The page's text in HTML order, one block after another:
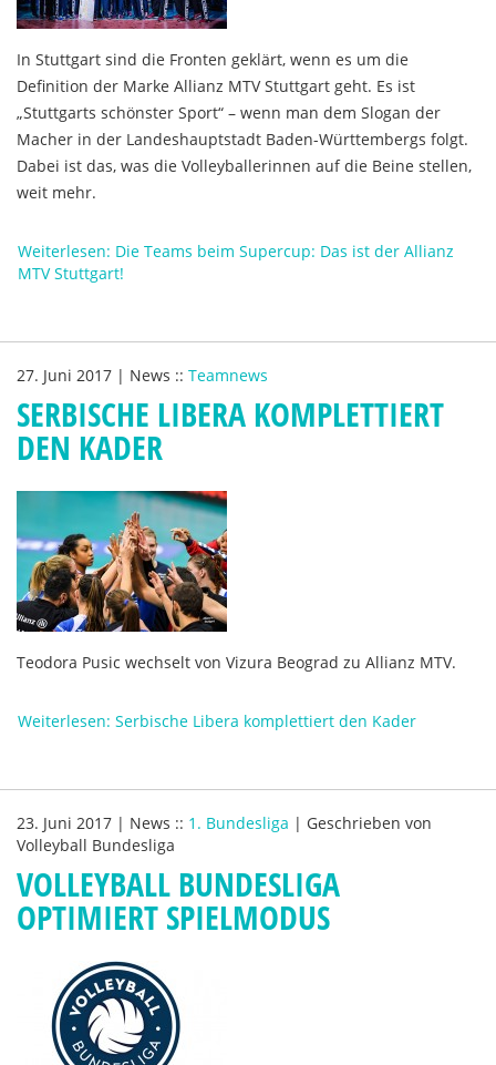
In Stuttgart sind die Fronten geklärt, wenn es um die
Definition der Marke Allianz MTV Stuttgart geht. Es ist
„Stuttgarts schönster Sport“ – wenn man dem Slogan der
Macher in der Landeshauptstadt Baden-Württembergs folgt.
Dabei ist das, was die Volleyballerinnen auf die Beine stellen,
weit mehr.
Weiterlesen: Die Teams beim Supercup: Das ist der Allianz
MTV Stuttgart!
27. Juni 2017 | News :: Teamnews
SERBISCHE LIBERA KOMPLETTIERT
DEN KADER
Teodora Pusic wechselt von Vizura Beograd zu Allianz MTV.
Weiterlesen: Serbische Libera komplettiert den Kader
23. Juni 2017 | News :: 1. Bundesliga | Geschrieben von
Volleyball Bundesliga
VOLLEYBALL BUNDESLIGA
OPTIMIERT SPIELMODUS